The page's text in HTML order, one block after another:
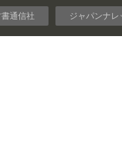
通信社 ジャパンナレ